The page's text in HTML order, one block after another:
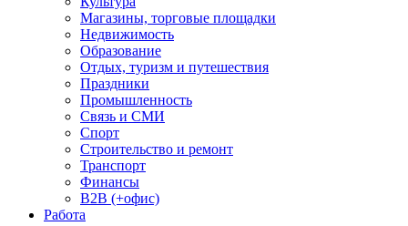
Магазины, торговые площадки
Недвижимость
Образование
Отдых, туризм и путешествия
Праздники
Промышленность
Связь и СМИ
Спорт
Строительство и ремонт
Транспорт
Финансы
B2B (+офис)
Работа